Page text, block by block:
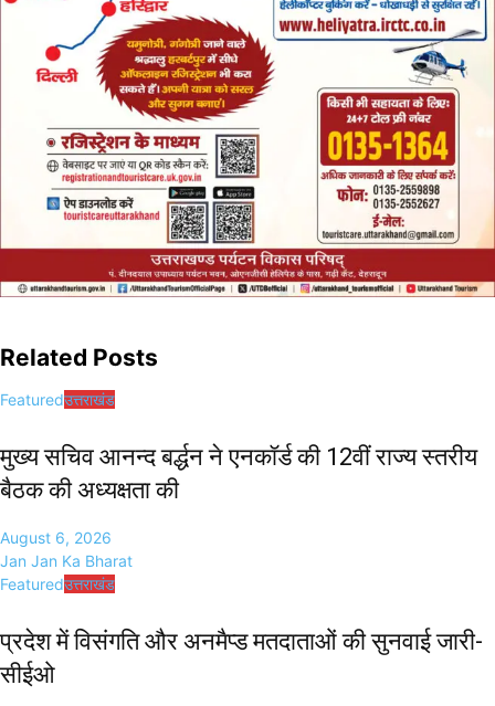
Related Posts
Featuredउत्तराखंड
मुख्य सचिव आनन्द बर्द्धन ने एनकॉर्ड की 12वीं राज्य स्तरीय
बैठक की अध्यक्षता की
August 6, 2026
Jan Jan Ka Bharat
Featuredउत्तराखंड
प्रदेश में विसंगति और अनमैप्ड मतदाताओं की सुनवाई जारी-
सीईओ